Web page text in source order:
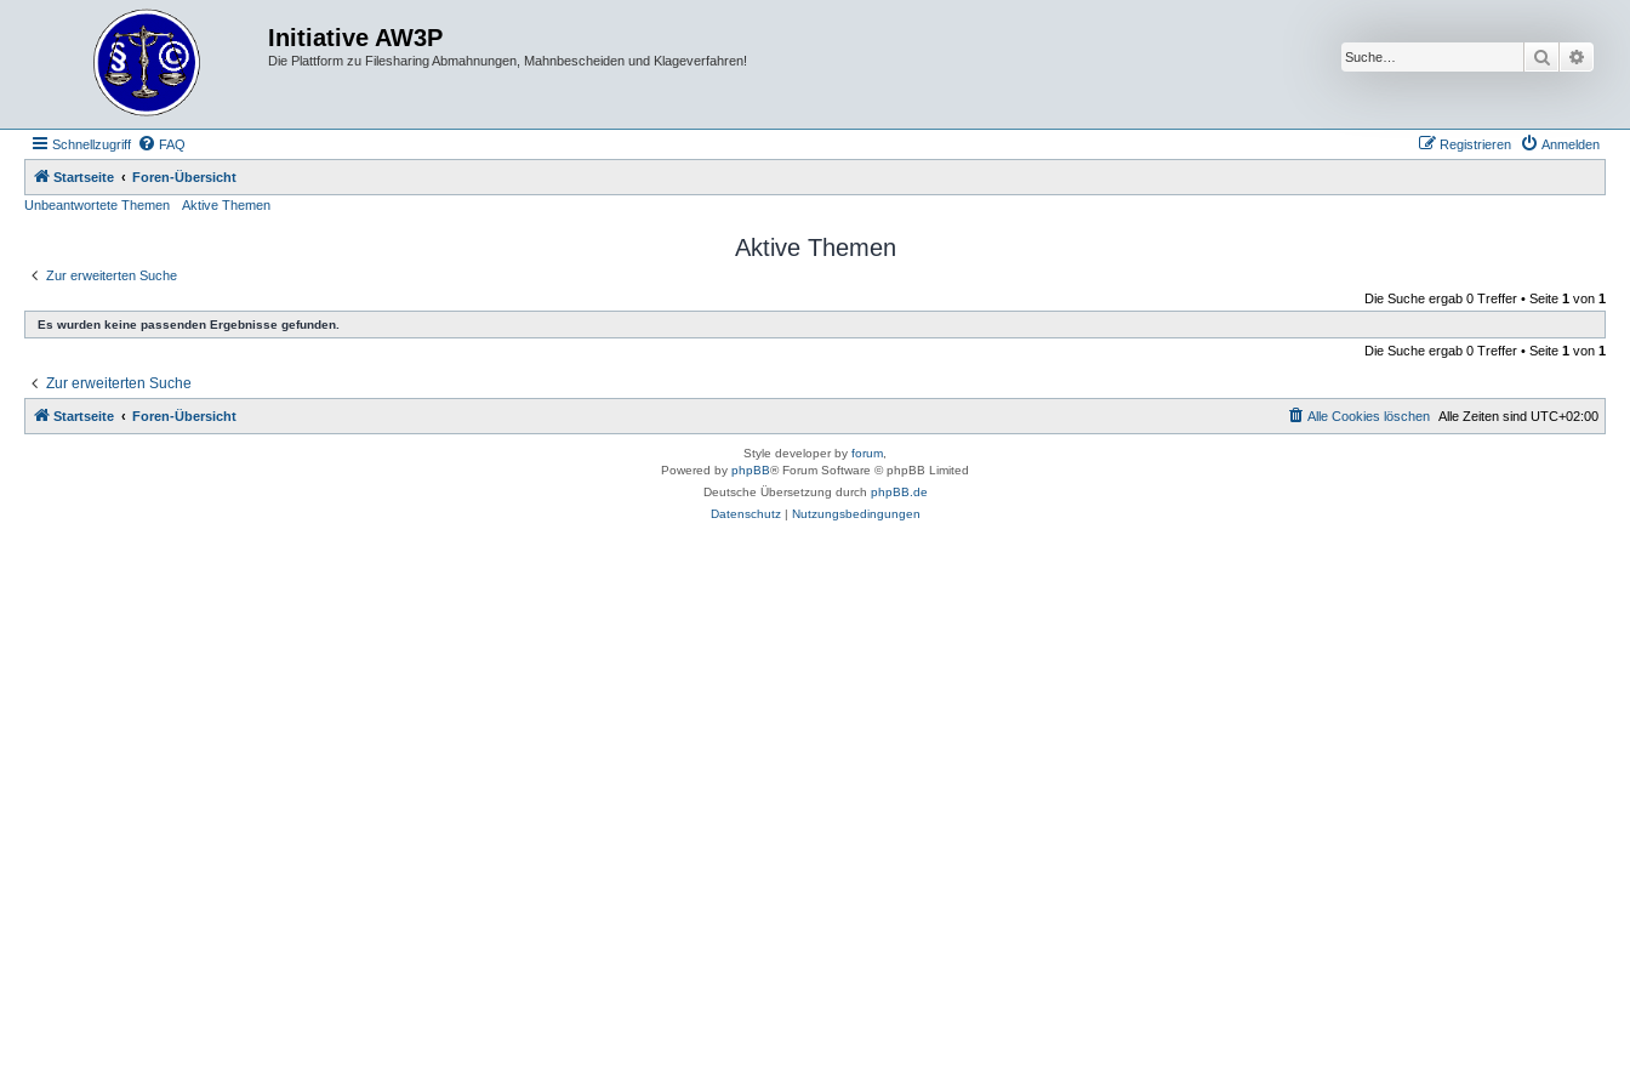
Initiative AW3P
Die Plattform zu Filesharing Abmahnungen, Mahnbescheiden und Klageverfahren! Suche
Schnellzugriff FAQ Anmelden
Registrieren
Startseite
Foren-Übersicht
Unbeantwortete Themen
Aktive Themen
Aktive Themen
Zur erweiterten Suche
Die Suche ergab 0 Treffer • Seite 1 von 1
Es wurden keine passenden Ergebnisse gefunden.
Die Suche ergab 0 Treffer • Seite 1 von 1
Zur erweiterten Suche
Startseite Foren-Übersicht Alle Zeiten sind UTC+02:00
Alle Cookies löschen
Style developer by forum
Powered by phpBB® Forum Software © phpBB Limited
Deutsche Übersetzung durch phpBB.de
Datenschutz| Nutzungsbedingungen